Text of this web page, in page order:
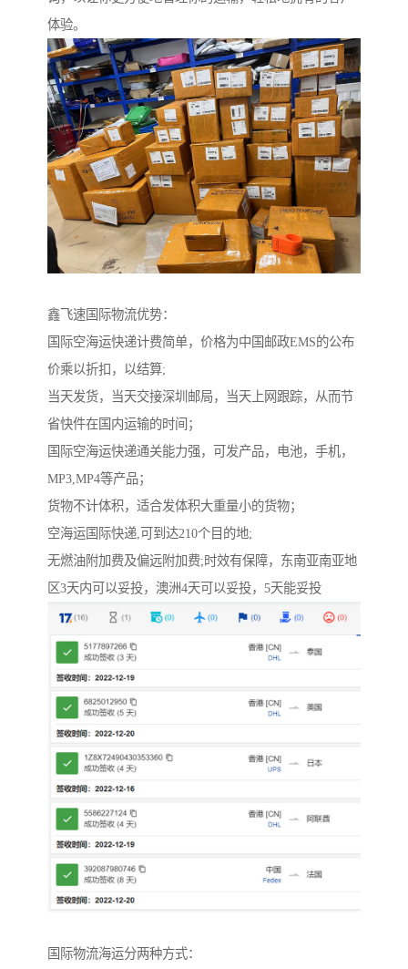
体验。
鑫飞速国际物流优势：
国际空海运快递计费简单，价格为中国邮政EMS的公布
价乘以折扣，以结算;
当天发货，当天交接深圳邮局，当天上网跟踪，从而节
省快件在国内运输的时间；
国际空海运快递通关能力强，可发产品，电池，手机，
MP3,MP4等产品；
货物不计体积，适合发体积大重量小的货物；
空海运国际快递,可到达210个目的地;
无燃油附加费及偏远附加费;时效有保障，东南亚南亚地
区3天内可以妥投，澳洲4天可以妥投，5天能妥投
国际物流海运分两种方式：